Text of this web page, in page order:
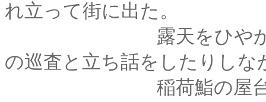
れ立って街に出た。
露天をひやかしたり
の巡査と立ち話をしたりし
稲荷鮨の屋台で売っ